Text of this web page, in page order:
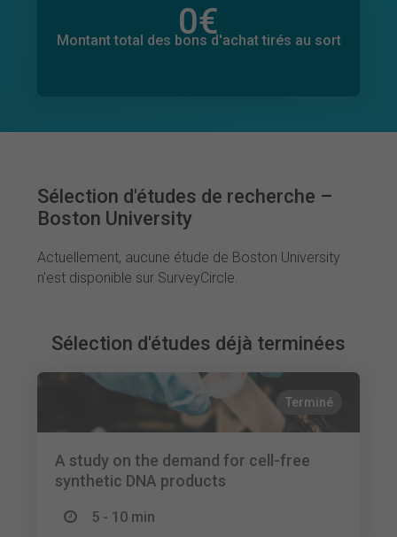
0€
Montant total des bons d'achat tirés au sort
0€
Montant total des dons promis
Sélection d'études de recherche –
Boston University
Actuellement, aucune étude de Boston University
n'est disponible sur SurveyCircle.
Sélection d'études déjà terminées
Terminé
A study on the demand for cell-free
synthetic DNA products
5 - 10 min